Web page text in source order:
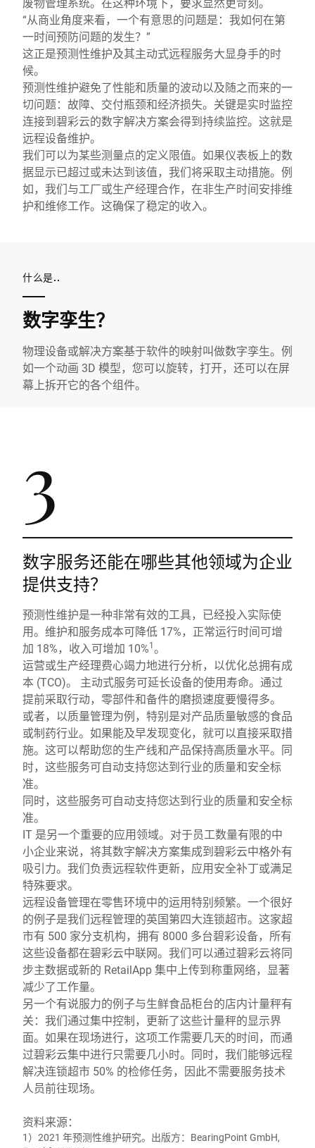
“从商业角度来看，一个有意思的问题是：我如何在第
一时间预防问题的发生？”
这正是预测性维护及其主动式远程服务大显身手的时
候。
预测性维护避免了性能和质量的波动以及随之而来的一
切问题：故障、交付瓶颈和经济损失。关键是实时监控
连接到碧彩云的数字解决方案会得到持续监控。这就是
远程设备维护。
我们可以为某些测量点的定义限值。如果仪表板上的数
据显示已超过或未达到该值，我们将采取主动措施。例
如，我们与工厂或生产经理合作，在非生产时间安排维
护和维修工作。这确保了稳定的收入。
什么是..
数字孪生？
物理设备或解决方案基于软件的映射叫做数字孪生。例
如一个动画 3D 模型，您可以旋转，打开，还可以在屏
幕上拆开它的各个组件。
3
数字服务还能在哪些其他领域为企业
提供支持？
预测性维护是一种非常有效的工具，已经投入实际使
用。维护和服务成本可降低 17%，正常运行时间可增
加 18%，收入可增加 10%1。
运营或生产经理费心竭力地进行分析，以优化总拥有成
本 (TCO)。 主动式服务可延长设备的使用寿命。通过
提前采取行动，零部件和备件的磨损速度要慢得多。
或者，以质量管理为例，特别是对产品质量敏感的食品
或制药行业。如果能及早发现变化，就可以直接采取措
施。这可以帮助您的生产线和产品保持高质量水平。同
时，这些服务可自动支持您达到行业的质量和安全标
准。
同时，这些服务可自动支持您达到行业的质量和安全标
准。
IT 是另一个重要的应用领域。对于员工数量有限的中
小企业来说，将其数字解决方案集成到碧彩云中格外有
吸引力。我们负责远程软件更新，应用安全补丁或满足
特殊要求。
远程设备管理在零售环境中的运用特别频繁。一个很好
的例子是我们远程管理的英国第四大连锁超市。这家超
市有 500 家分支机构，拥有 8000 多台碧彩设备，所有
这些设备都在碧彩云中联网。我们可以通过碧彩云将同
步主数据或新的 RetailApp 集中上传到称重网络，显著
减少了工作量。
另一个有说服力的例子与生鲜食品柜台的店内计量秤有
关：我们通过集中控制，更新了这些计量秤的显示界
面。如果在现场进行，这项工作需要几天的时间，而通
过碧彩云集中进行只需要几小时。同时，我们能够远程
解决连锁超市 50% 的检修任务，因此不需要服务技术
人员前往现场。
资料来源：
1）2021 年预测性维护研究。出版方：BearingPoint GmbH,